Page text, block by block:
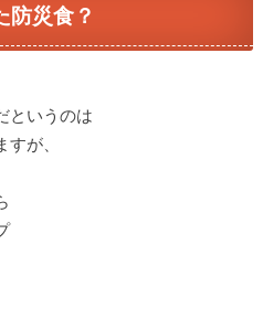
防災食？
というのは
が、